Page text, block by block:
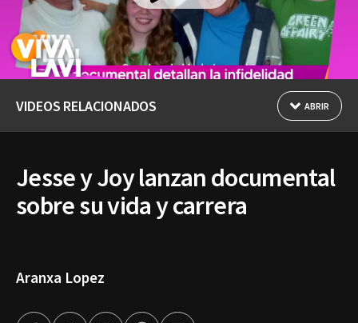
VIDEOS RELACIONADOS ABRIR
Jesse y Joy lanzan documental
sobre su vida y carrera
Aranxa Lopez